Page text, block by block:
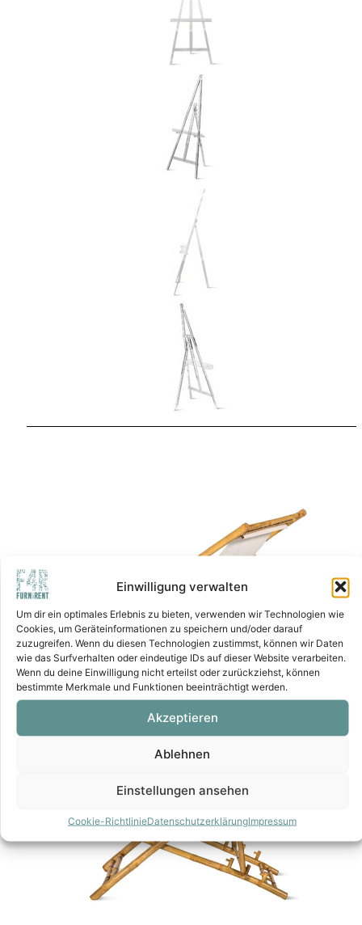
Einwilligung verwalten
Um dir ein optimales Erlebnis zu bieten, verwenden wir Technologien wie
Cookies, um Geräteinformationen zu speichern und/oder darauf
zuzugreifen. Wenn du diesen Technologien zustimmst, können wir Daten
wie das Surfverhalten oder eindeutige IDs auf dieser Website verarbeiten.
Wenn du deine Einwilligung nicht erteilst oder zurückziehst, können
bestimmte Merkmale und Funktionen beeinträchtigt werden.
Akzeptieren
Ablehnen
Einstellungen ansehen
Cookie-RichtlinieDatenschutzerklärungImpressum